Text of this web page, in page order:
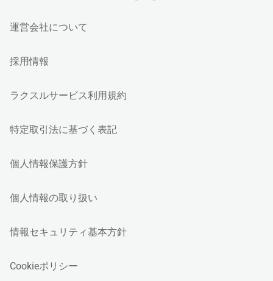
運営会社について
採用情報
ラクスルサービス利用規約
特定取引法に基づく表記
個人情報保護方針
個人情報の取り扱い
情報セキュリティ基本方針
Cookieポリシー